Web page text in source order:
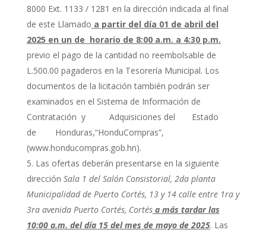
8000 Ext. 1133 / 1281 en la dirección indicada al final
de este Llamado a partir del día 01 de abril del
2025 en un de horario de 8:00 a.m. a 4:30 p.m.
previo el pago de la cantidad no reembolsable de
L.500.00 pagaderos en la Tesorería Municipal. Los
documentos de la licitación también podrán ser
examinados en el Sistema de Información de
Contratación y Adquisiciones del Estado
de Honduras,“HonduCompras”,
(www.honducompras.gob.hn).
Las ofertas deberán presentarse en la siguiente
dirección Sala 1 del Salón Consistorial, 2da planta
Municipalidad de Puerto Cortés, 13 y 14 calle entre 1ra y
3ra avenida Puerto Cortés, Cortésa más tardar las
10:00 a.m. del día 15 del mes de mayo de 2025. Las